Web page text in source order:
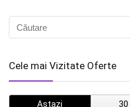
Cele mai Vizitate Oferte
Astazi 30